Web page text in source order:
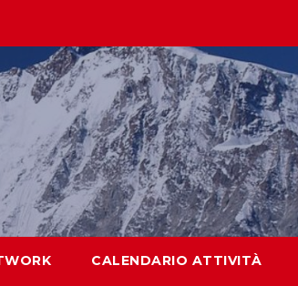
CALENDARIO ATTIVITÀ